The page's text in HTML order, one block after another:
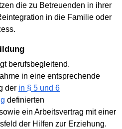
die zu Betreuenden in ihrer
in die Familie oder
berufsbegleitend.
in eine entsprechende
der in § 5 und 6
definierten
ein Arbeitsvertrag mit einer
der Hilfen zur Erziehung.